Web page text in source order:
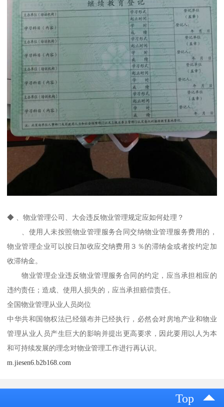
◆ 、物业管理公司、大会违反物业管理规定应如何处理？
、使用人未按照物业管理服务合同交纳物业管理服务费用的，
物业管理企业可以按日加收应交纳费用３％的滞纳金或者按约定加
收滞纳金。
物业管理企业违反物业管理服务合同的约定，应当承担相应的
违约责任；造成、使用人损失的，应当承担赔偿责任。
全国物业管理从业人员岗位
中华共和国物权法已经颁布并已经执行，必然会对房地产业和物业
管理从业人员产生巨大的影响并提出更高要求，因此要用以人为本
和可持续发展的理念对物业管理工作进行再认识。
m.jiesen6.b2b168.com
Top